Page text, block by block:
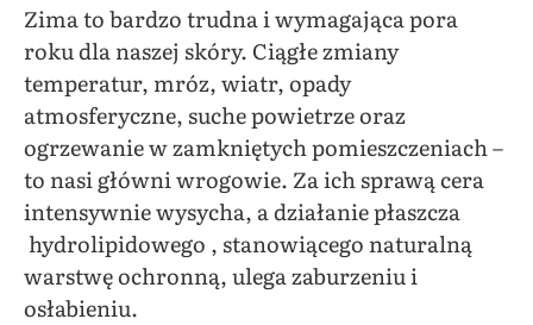
Zima to bardzo trudna i wymagająca pora
roku dla naszej skóry. Ciągłe zmiany
temperatur, mróz, wiatr, opady
atmosferyczne, suche powietrze oraz
ogrzewanie w zamkniętych pomieszczeniach –
to nasi główni wrogowie. Za ich sprawą cera
intensywnie wysycha, a działanie płaszcza
hydrolipidowego , stanowiącego naturalną
warstwę ochronną, ulega zaburzeniu i
osłabieniu.